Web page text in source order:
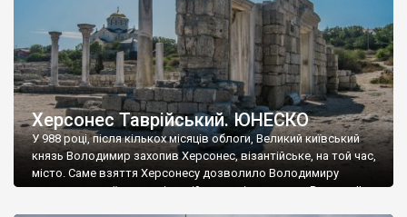
Херсонес Таврійський. ЮНЕСКО
У 988 році, після кількох місяців облоги, Великий київський
князь Володимир захопив Херсонес, візантійське, на той час,
місто. Саме взяття Херсонесу дозволило Володимиру
диктувати свої умови візантійському імператору Василю ІІ, та